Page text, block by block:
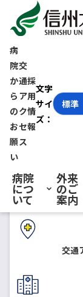
病
院
か
ら
の
お
願
い
交
通
ア
ク
セ
ス
採
用
情
報
文字
サイ
ズ：
標準
病院
につ
いて
外来
のご
案内
ホーム
採用情報
特殊⻭科・⼝腔外科
6年5月31日(金)必着】
特殊⻭
員（短
切：令
着】
2024.04.26
採用予定日
入院・
交通